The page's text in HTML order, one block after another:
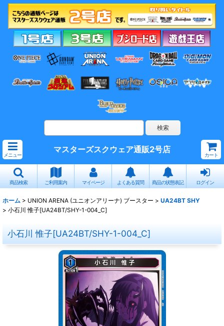
メニュー
マスターズスクウェア通販2号店
カート
商品検索 ご利用案内 マイページ よくある質問 商品の状態表記 ログイン
ホーム > UNION ARENA (ユニオンアリーナ) ブースター > UA24BT SHY
> 小石川 惟子[UA24BT/SHY-1-004_C]
小石川 惟子[UA24BT/SHY-1-004_C]